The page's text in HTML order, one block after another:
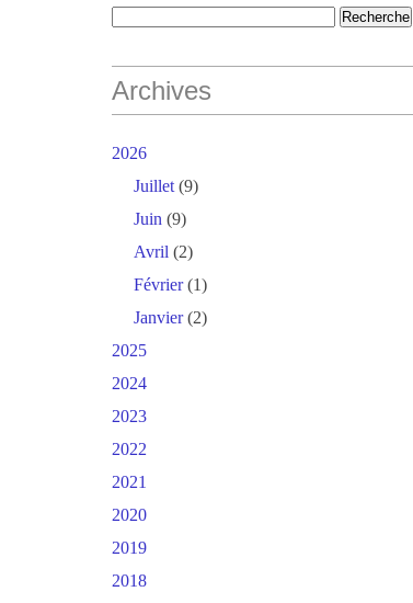
Archives
2026
Juillet (9)
Juin (9)
Avril (2)
Février(1)
Janvier(2)
2025
2024
2023
2022
2021
2020
2019
2018